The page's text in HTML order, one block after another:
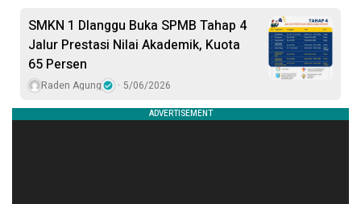
SMKN 1 Dlanggu Buka SPMB Tahap 4
Jalur Prestasi Nilai Akademik, Kuota
65 Persen
Raden Agung 5/06/2026